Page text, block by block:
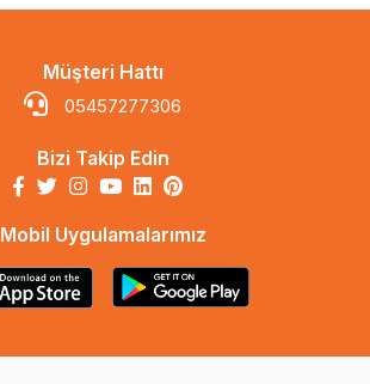
Müşteri Hattı
05457277306
Bizi Takip Edin
Mobil Uygulamalarımız